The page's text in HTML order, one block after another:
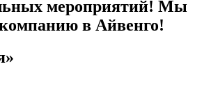
мероприятий! Мы
в Айвенго!